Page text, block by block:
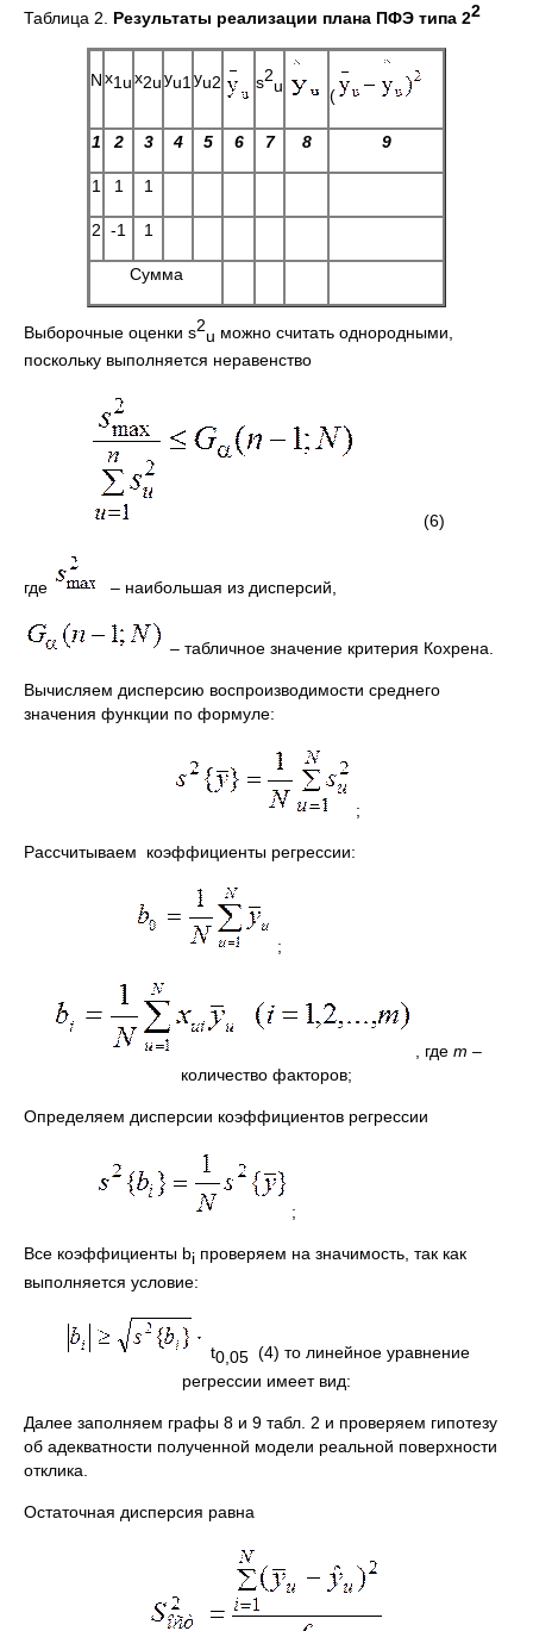
Таблица 2. Результаты реализации плана ПФЭ типа 22
Nx1ux2uyu1 yu2 s2
u (
1 2 3 4 5 6 7 8 9
1 1 1
2 -1 1
Сумма
Выборочные оценки s2
u можно считать однородными,
поскольку выполняется неравенство
(6)
где – наибольшая из дисперсий,
– табличное значение критерия Кохрена.
Вычисляем дисперсию воспроизводимости среднего
значения функции по формуле:
;
Рассчитываем коэффициенты регрессии:
;
, где m –
количество факторов;
Определяем дисперсии коэффициентов регрессии
;
Все коэффициенты bi проверяем на значимость, так как
выполняется условие:
t0,05 (4) то линейное уравнение
регрессии имеет вид:
Далее заполняем графы 8 и 9 табл. 2 и проверяем гипотезу
об адекватности полученной модели реальной поверхности
отклика.
Остаточная дисперсия равна